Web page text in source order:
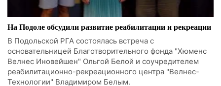
На Подоле обсудили развитие реабилитации и рекреации
В Подольской РГА состоялась встреча с
основательницей Благотворительного фонда "Хюменс
Велнес Иновейшен" Ольгой Белой и соучредителем
реабилитационно-рекреационного центра "Велнес-
Технологии" Владимиром Белым.